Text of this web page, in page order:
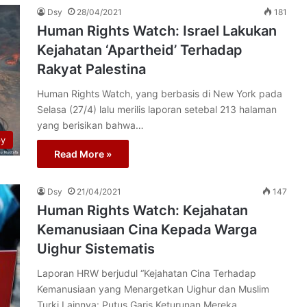
Dsy 28/04/2021 181
Human Rights Watch: Israel Lakukan
Kejahatan ‘Apartheid’ Terhadap
Rakyat Palestina
Human Rights Watch, yang berbasis di New York pada
Selasa (27/4) lalu merilis laporan setebal 213 halaman
yang berisikan bahwa…
Read More »
Dsy 21/04/2021 147
Human Rights Watch: Kejahatan
Kemanusiaan Cina Kepada Warga
Uighur Sistematis
Laporan HRW berjudul “Kejahatan Cina Terhadap
Kemanusiaan yang Menargetkan Uighur dan Muslim
Turki Lainnya: Putus Garis Keturunan Mereka,